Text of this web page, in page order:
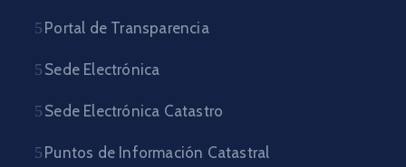
Portal de Transparencia
Sede Electrónica
Sede Electrónica Catastro
Puntos de Información Catastral